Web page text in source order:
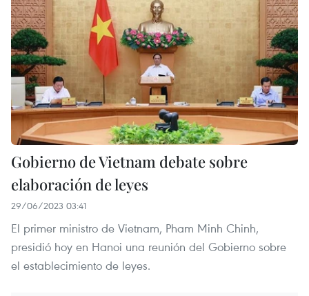
Gobierno de Vietnam debate sobre
elaboración de leyes
29/06/2023 03:41
El primer ministro de Vietnam, Pham Minh Chinh,
presidió hoy en Hanoi una reunión del Gobierno sobre
el establecimiento de leyes.